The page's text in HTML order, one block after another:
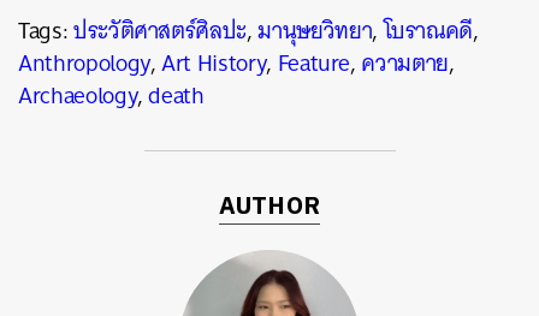
Tags:ประวัติศาสตร์ศิลปะ,มานุษยวิทยา,โบราณคดี,
Anthropology,Art History, Feature,ความตาย,
Archaeology,death
AUTHOR